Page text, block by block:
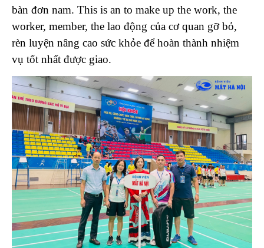
bàn đơn nam. This is an to make up the work, the
worker, member, the lao động của cơ quan gỡ bỏ,
rèn luyện nâng cao sức khỏe để hoàn thành nhiệm
vụ tốt nhất được giao.